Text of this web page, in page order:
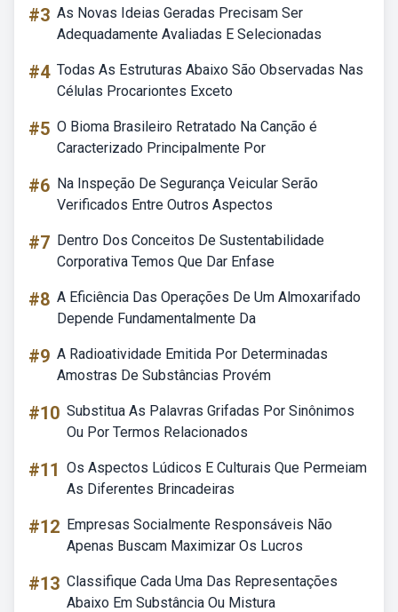
#3 As Novas Ideias Geradas Precisam Ser
Adequadamente Avaliadas E Selecionadas
#4 Todas As Estruturas Abaixo São Observadas Nas
Células Procariontes Exceto
#5 O Bioma Brasileiro Retratado Na Canção é
Caracterizado Principalmente Por
#6 Na Inspeção De Segurança Veicular Serão
Verificados Entre Outros Aspectos
#7 Dentro Dos Conceitos De Sustentabilidade
Corporativa Temos Que Dar Enfase
#8 A Eficiência Das Operações De Um Almoxarifado
Depende Fundamentalmente Da
#9 A Radioatividade Emitida Por Determinadas
Amostras De Substâncias Provém
#10 Substitua As Palavras Grifadas Por Sinônimos
Ou Por Termos Relacionados
#11 Os Aspectos Lúdicos E Culturais Que Permeiam
As Diferentes Brincadeiras
#12 Empresas Socialmente Responsáveis Não
Apenas Buscam Maximizar Os Lucros
#13 Classifique Cada Uma Das Representações
Abaixo Em Substância Ou Mistura